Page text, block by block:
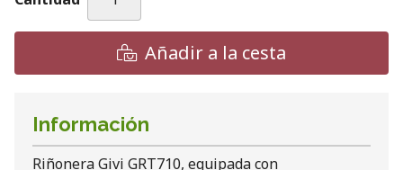
Añadir a la cesta
Información
Riñonera Givi GRT710, equipada con